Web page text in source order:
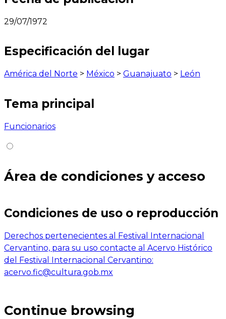
29/07/1972
Especificación del lugar
América del Norte > México > Guanajuato > León
Tema principal
Funcionarios
Área de condiciones y acceso
Condiciones de uso o reproducción
Derechos pertenecientes al Festival Internacional
Cervantino, para su uso contacte al Acervo Histórico
del Festival Internacional Cervantino:
acervo.fic@cultura.gob.mx
Continue browsing